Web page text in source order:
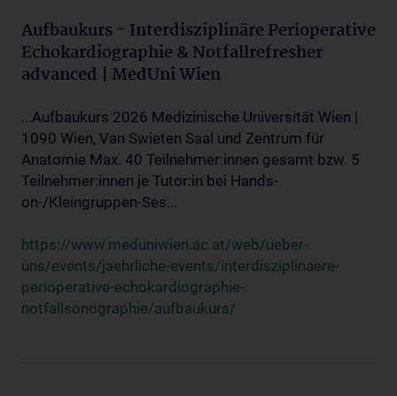
Aufbaukurs - Interdisziplinäre Perioperative
Echokardiographie & Notfallrefresher
advanced | MedUni Wien
...Aufbaukurs 2026 Medizinische Universität Wien |
1090 Wien, Van Swieten Saal und Zentrum für
Anatomie Max. 40 Teilnehmer:innen gesamt bzw. 5
Teilnehmer:innen je Tutor:in bei Hands-
on-/Kleingruppen-Ses...
https://www.meduniwien.ac.at/web/ueber-
uns/events/jaehrliche-events/interdisziplinaere-
perioperative-echokardiographie-
notfallsonographie/aufbaukurs/